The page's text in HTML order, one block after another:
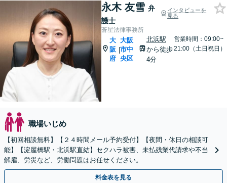
永木 友雪 弁
護士
インタビューを
見る
蒼星法律事務所
大
阪
府
|
大阪
市中
央区
北浜駅
から徒歩
4分
営業時間：09:00~
21:00（土日祝日）
職場いじめ
【初回相談無料】【２４時間メール予約受付】【夜間・休日の相談可
能】【淀屋橋駅・北浜駅直結】セクハラ被害、未払残業代請求や不当
解雇、労災など、労働問題はお任せください。
料金表を見る